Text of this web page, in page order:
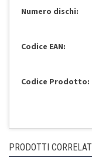
Numero dischi:
Codice EAN:
Codice Prodotto:
PRODOTTI CORRELATI